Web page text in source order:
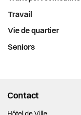
Travail
Vie de quartier
Seniors
Contact